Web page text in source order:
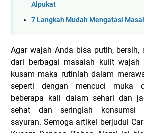
Alpukat
7 Langkah Mudah Mengatasi
Agar wajah Anda bisa putih, bersih,
dari berbagai masalah kulit wajah
kusam maka rutinlah dalam
seperti dengan mencuci muka
beberapa kali dalam sehari dan
sehat dan seringlah konsumsi
sayuran. Semoga artikel berjudul